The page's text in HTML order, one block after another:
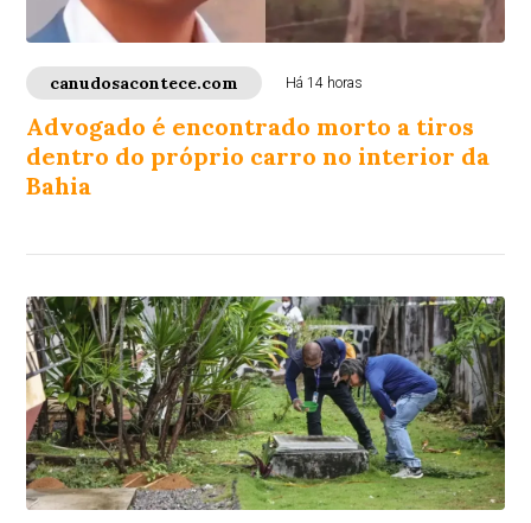
canudosacontece.com Há 14 horas
Advogado é encontrado morto a tiros
dentro do próprio carro no interior da
Bahia